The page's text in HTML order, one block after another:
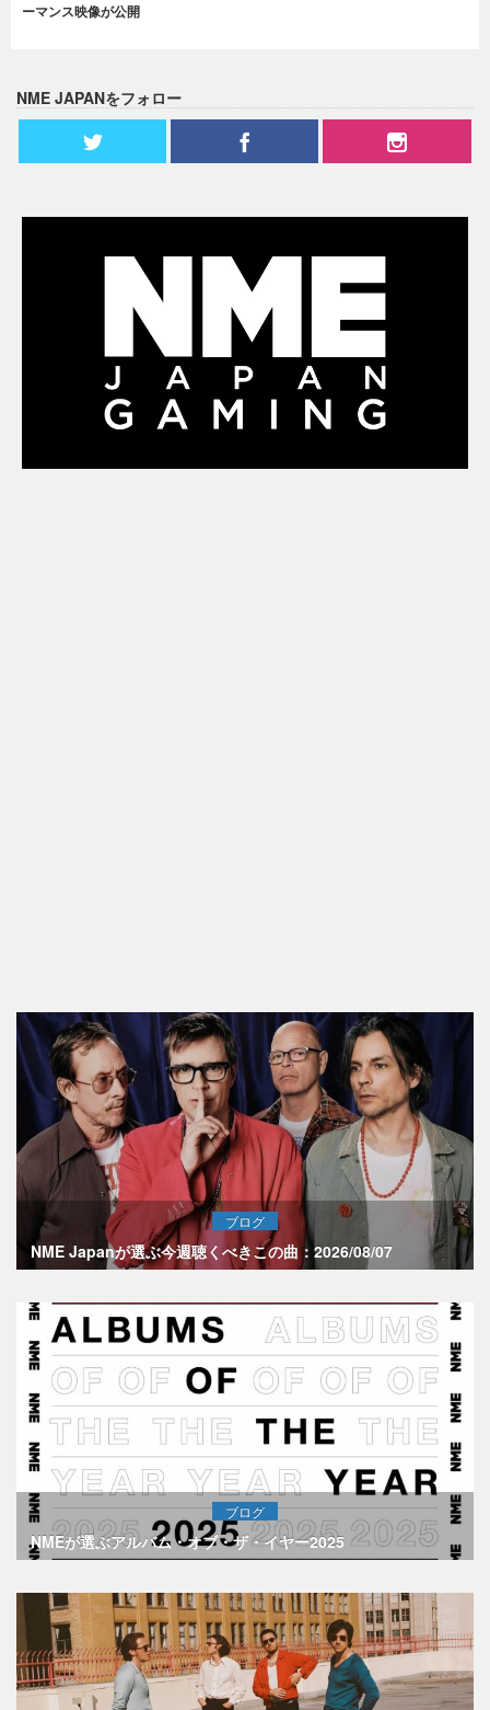
ーマンス映像が公開
NME JAPANをフォロー
ブログ
NME Japanが選ぶ今週聴くべきこの曲：2026/08/07
ブログ
NMEが選ぶアルバム・オブ・ザ・イヤー2025